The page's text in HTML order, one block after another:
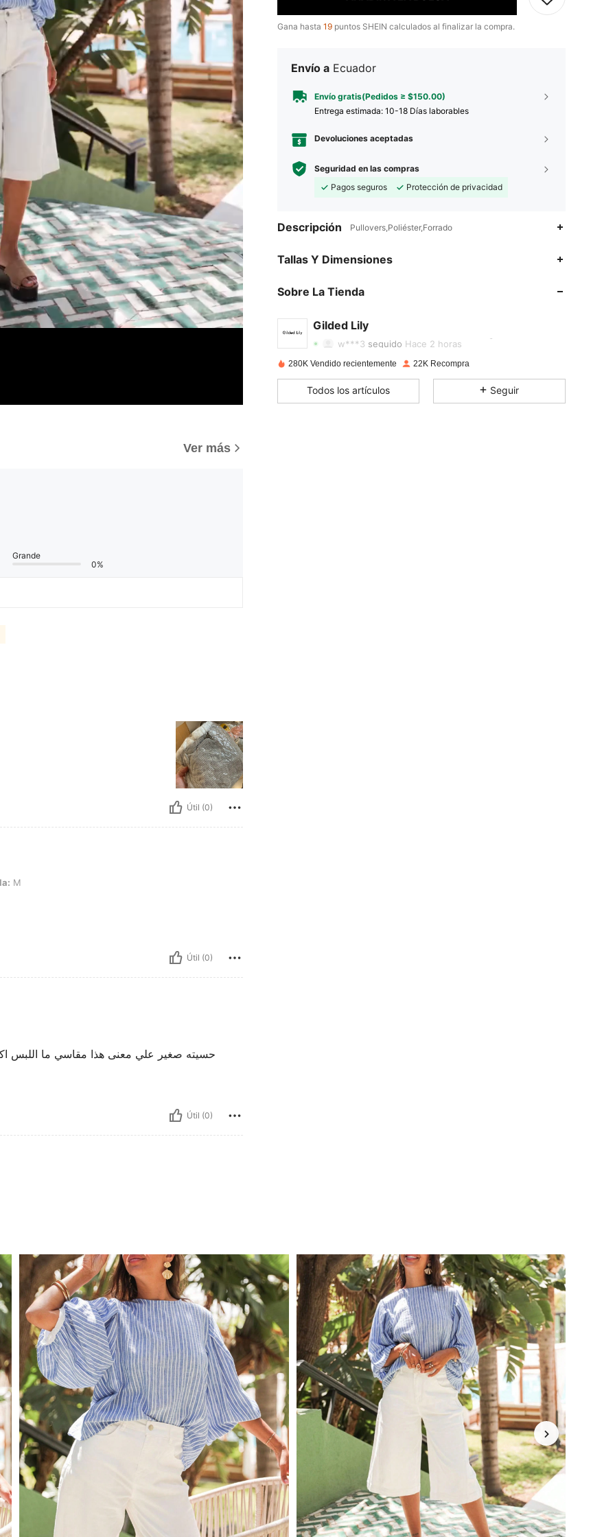
Ver más
Grande
0%
Útil (0)
M
Útil (0)
حسيته صغير علي معنى هذا مقاسي ما اللبس
Útil (0)
Gana hasta 19 puntos SHEIN calculados al finalizar la compra.
Envío a Ecuador
Envío gratis(Pedidos ≥ $150.00)
Entrega estimada: 10-18 Días laborables
Devoluciones aceptadas
Seguridad en las compras
Pagos seguros
Protección de privacidad
Descripción Pullovers,Poliéster,Forrado
Tallas Y Dimensiones
Sobre La Tienda
Gilded Lily
4.74
4.74
w***3 seguido Hace 2 horas
4.74
280K Vendido recientemente 22K Recompra
Todos los artículos Seguir